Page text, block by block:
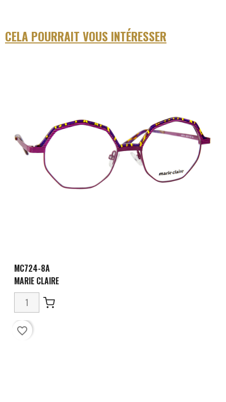
CELA POURRAIT VOUS INTÉRESSER
MC724-8A
MARIE CLAIRE
favorite_border